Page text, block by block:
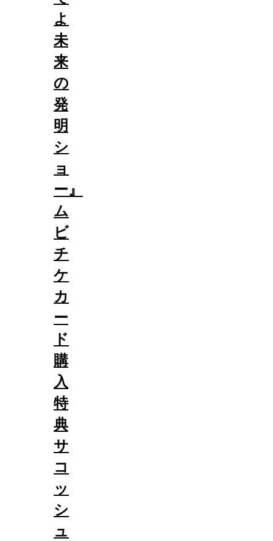
よ
未
来
の
発
明
シ
ョ
ー』
ム
ビ
チ
ケ
カ
ー
ド
購
入
特
典
サ
コ
ッ
シ
ュ